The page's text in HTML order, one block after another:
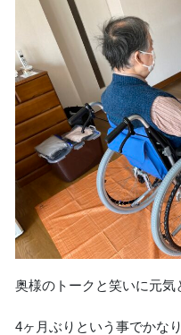
奥様のトークと笑いに元気
4ヶ月ぶりという事でかな